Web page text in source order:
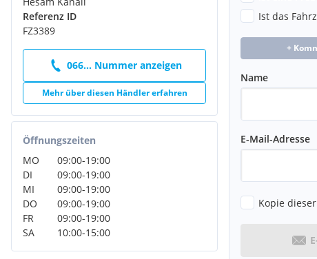
Servolenkung Servotronic
Sitz vorn links und rechts höhenverstellbar
Sitzausstattung: 5-Sitzer
Sitzbezug / Polsterung: Stoff Firework
Stahlfelgen 5,5x15 (Styling 12)
Start-Stop-Knopf
Start/Stop-Anlage
Steckdose (12V-Anschluss) zusätzlich
Uni-Lackierung
USB-Schnittstelle
Bremsenergierückgewinnung
Wärmeschutzverglasung getönt
Warndreieck
Wegfahrsperre
Zentralverriegelung mit Fernbedienung
Unser Angebot:
Bei uns endet die Betreuung nicht mit dem Kauf – wir sind
immer für Sie da, denn Ihre Zufriedenheit liegt uns am Herzen.
Referenz ID
FZ3389
066... Nummer anzeigen
Mehr über diesen Händler erfahren
Öffnungszeiten
MO
09:00-19:00
DI
09:00-19:00
MI
09:00-19:00
DO
09:00-19:00
FR
09:00-19:00
SA
10:00-15:00
Ist das
+
Name
E-Mail-Adresse
Kopie